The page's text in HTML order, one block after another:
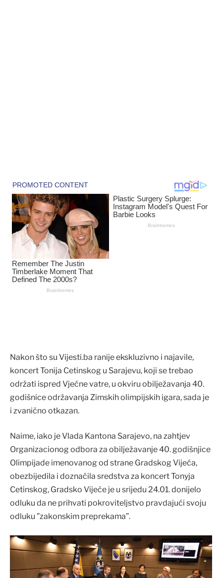
Nakon što su Vijesti.ba ranije ekskluzivno i najavile,
koncert Tonija Cetinskog u Sarajevu, koji se trebao
održati ispred Vječne vatre, u okviru obilježavanja 40.
godišnice održavanja Zimskih olimpijskih igara, sada je
i zvanično otkazan.
Naime, iako je Vlada Kantona Sarajevo, na zahtjev
Organizacionog odbora za obilježavanje 40. godišnjice
Olimpijade imenovanog od strane Gradskog Vijeća,
obezbijedila i doznačila sredstva za koncert Tonyja
Cetinskog, Gradsko Vijeće je u srijedu 24.01. donijelo
odluku da ne prihvati pokroviteljstvo pravdajući svoju
odluku ”zakonskim preprekama”.